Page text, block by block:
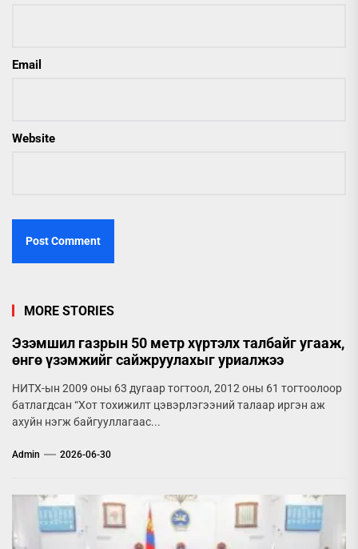
Email
Website
MORE STORIES
Эзэмшил газрын 50 метр хүртэлх талбайг угааж,
өнгө үзэмжийг сайжруулахыг уриалжээ
НИТХ-ын 2009 оны 63 дугаар тогтоол, 2012 оны 61 тогтоолоор
батлагдсан “Хот тохижилт цэвэрлэгээний талаар иргэн аж
ахуйн нэгж байгууллагаас...
Admin 2026-06-30